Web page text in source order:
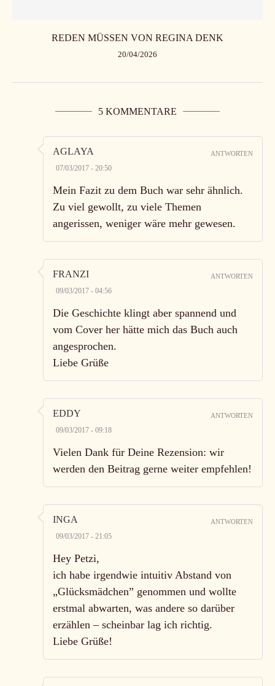
REDEN MÜSSEN VON REGINA DENK
20/04/2026
5 KOMMENTARE
AGLAYA
07/03/2017 - 20:50
Mein Fazit zu dem Buch war sehr ähnlich.
Zu viel gewollt, zu viele Themen
angerissen, weniger wäre mehr gewesen.
ANTWORTEN
FRANZI
09/03/2017 - 04:56
Die Geschichte klingt aber spannend und
vom Cover her hätte mich das Buch auch
angesprochen.
Liebe Grüße
ANTWORTEN
EDDY
09/03/2017 - 09:18
Vielen Dank für Deine Rezension: wir
werden den Beitrag gerne weiter empfehlen!
ANTWORTEN
INGA
09/03/2017 - 21:05
Hey Petzi,
ich habe irgendwie intuitiv Abstand von
„Glücksmädchen” genommen und wollte
erstmal abwarten, was andere so darüber
erzählen – scheinbar lag ich richtig.
Liebe Grüße!
ANTWORTEN